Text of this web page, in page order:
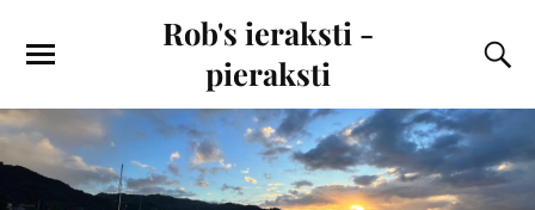
Rob's ieraksti -
pieraksti